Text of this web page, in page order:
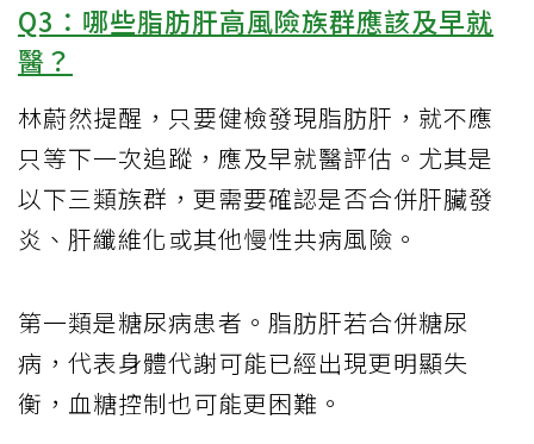
Q3：哪些脂肪肝高風險族群應該及早就
醫？
林蔚然提醒，只要健檢發現脂肪肝，就不應
只等下一次追蹤，應及早就醫評估。尤其是
以下三類族群，更需要確認是否合併肝臟發
炎、肝纖維化或其他慢性共病風險。
第一類是糖尿病患者。脂肪肝若合併糖尿
病，代表身體代謝可能已經出現更明顯失
衡，血糖控制也可能更困難。